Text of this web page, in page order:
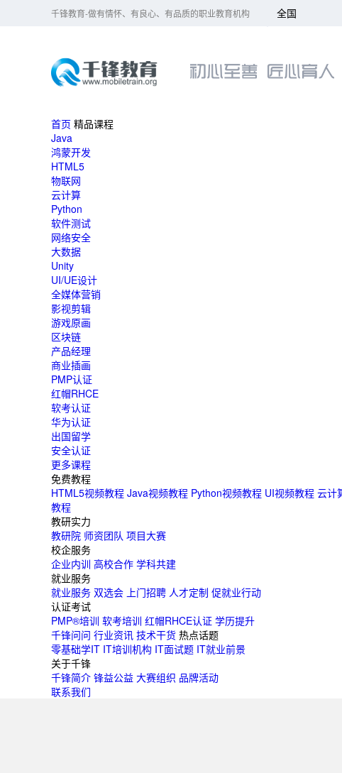
千锋教育-做有情怀、有良心、有品质的职业教育机构 全国
大连
首页 精品课程
Java
鸿蒙开发
HTML5
物联网
云计算
Python
软件测试
网络安全
大数据
Unity
UI/UE设计
全媒体营销
影视剪辑
游戏原画
区块链
产品经理
商业插画
PMP认证
红帽RHCE
软考认证
华为认证
出国留学
安全认证
更多课程
免费教程
HTML5视频教程 Java视频教程 Python视频教程 UI视频教程 云计
教程
教研实力
教研院 师资团队 项目大赛
校企服务
企业内训 高校合作 学科共建
就业服务
就业服务 双选会 上门招聘 人才定制 促就业行动
认证考试
PMP®培训 软考培训 红帽RHCE认证 学历提升
千锋问问 行业资讯 技术干货 热点话题
零基础学IT IT培训机构 IT面试题 IT就业前景
关于千锋
千锋简介 锋益公益 大赛组织 品牌活动
联系我们